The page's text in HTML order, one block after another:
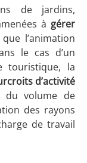
de jardins,
à gérer
l’animation
le cas d’un
touristique, la
d’activité
du volume de
des rayons
de travail